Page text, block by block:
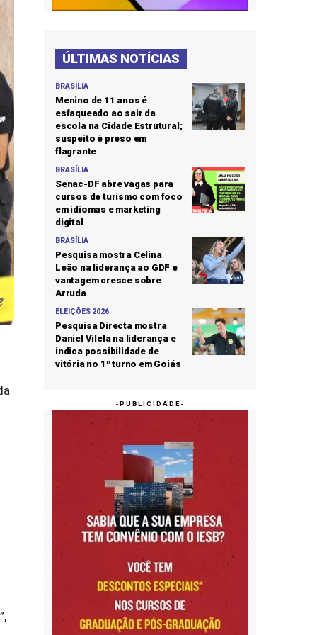
ÚLTIMAS NOTÍCIAS
BRASÍLIA
Menino de 11 anos é
esfaqueado ao sair da
escola na Cidade Estrutural;
suspeito é preso em
flagrante
BRASÍLIA
Senac-DF abre vagas para
cursos de turismo com foco
em idiomas e marketing
digital
BRASÍLIA
Pesquisa mostra Celina
Leão na liderança ao GDF e
vantagem cresce sobre
Arruda
ELEIÇÕES 2026
Pesquisa Directa mostra
Daniel Vilela na liderança e
indica possibilidade de
vitória no 1º turno em Goiás